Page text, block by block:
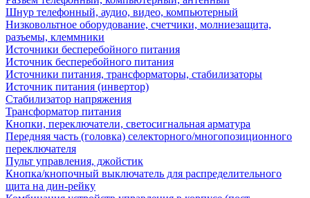
Шнур телефонный, аудио, видео, компьютерный
Низковольтное оборудование, счетчики, молниезащита,
разъемы, клеммники
Источники бесперебойного питания
Источник бесперебойного питания
Источники питания, трансформаторы, стабилизаторы
Источник питания (инвертор)
Стабилизатор напряжения
Трансформатор питания
Кнопки, переключатели, светосигнальная арматура
Передняя часть (головка) селекторного/многопозиционного
переключателя
Пульт управления, джойстик
Кнопка/кнопочный выключатель для распределительного
щита на дин-рейку